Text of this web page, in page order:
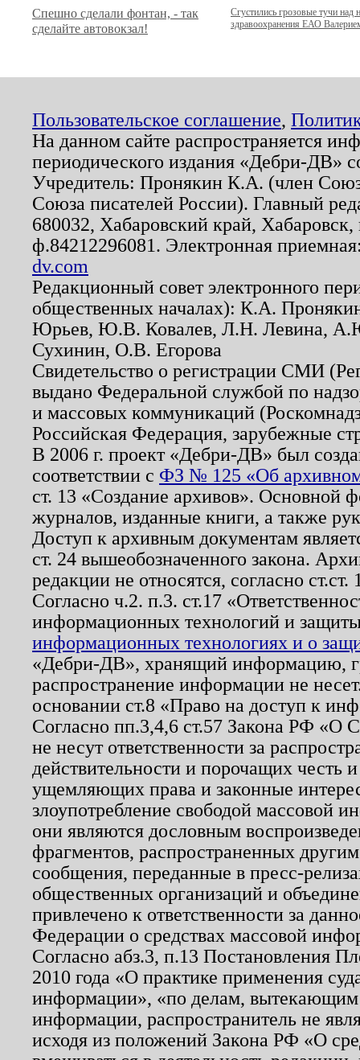
Спешно сделали фонтан, - так
сделайте автовокзал!
Сгустились грозовые тучи над
здравоохранения ЕАО
Пользовательское соглашение,
На данном сайте распространяется
периодического издания «Дебри-ДВ»
Учредитель: Пронякин К.А. (член
Союза писателей России). Главный
680032, Хабаровский край,
ф.84212296081. Электронная
dv.com
Редакционный совет электронного
общественных началах): К.А.
Юрьев, Ю.В. Ковалев, Л.Н. Левина,
Сухинин, О.В. Егорова
Свидетельство о регистрации СМИ
выдано Федеральной службой по
и массовых коммуникаций
Российская Федерация, зарубежные
В 2006 г. проект «Дебри-ДВ» был
соответствии с ФЗ № 125 «Об
ст. 13 «Создание архивов». Основной
журналов, изданные книги, а также
Доступ к архивным документам
ст. 24 вышеобозначенного закона.
редакции не относятся, согласно
Согласно ч.2. п.3. ст.17
информационных технологий и
информационных технологиях и о
«Дебри-ДВ», хранящий информацию,
распространение информации не
основании ст.8 «Право на доступ к
Согласно пп.3,4,6 ст.57 Закона РФ «О
не несут ответственности за
действительности и порочащих честь
ущемляющих права и законные
злоупотребление свободой массовой
они являются дословным
фрагментов, распространенных
сообщения, переданные в пресс-
общественных организаций и
привлечено к ответственности за
Федерации о средствах массовой
Согласно абз.3, п.13 Постановления
2010 года «О практике применения
информации», «по делам, вытекающим
информации, распространитель не
исходя из положений Закона РФ «О